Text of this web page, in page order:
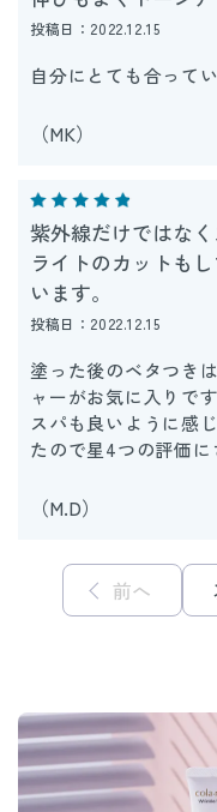
投稿日：2022.12.15
自分にとても合って
（MK）
紫外線だけではな
ライトのカットも
います。
投稿日：2022.12.15
塗った後のベタつき
ャーがお気に入りで
スパも良いように感
たので星4つの評価に
（M.D）
前へ